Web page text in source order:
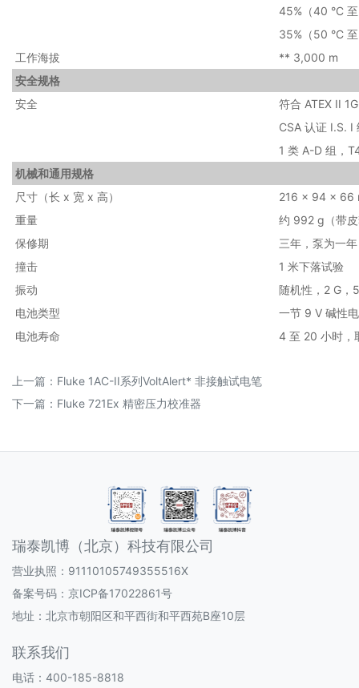
45%（40 °C
35%（50 °C
工作海拔
** 3,000 m
安全规格
安全
符合 ATEX II
CSA 认证 I.S. I
1 类 A-D 组，
机械和通用规格
尺寸（长 x 宽 x 高）
216 x 94 x 66
重量
约 992 g（带
保修期
三年，泵为一年
撞击
1 米下落试验
振动
随机性，2 G
电池类型
一节 9 V 碱性
电池寿命
4 至 20 小时，
上一篇： Fluke 1AC-II系列VoltAlert* 非接触试电笔
下一篇： Fluke 721Ex 精密压力校准器
瑞泰凯博（北京）科技有限公司
营业执照：91110105749355516X
备案号码： 京ICP备17022861号
地址：北京市朝阳区和平西街和平西苑B座10层
联系我们
电话：400-185-8818